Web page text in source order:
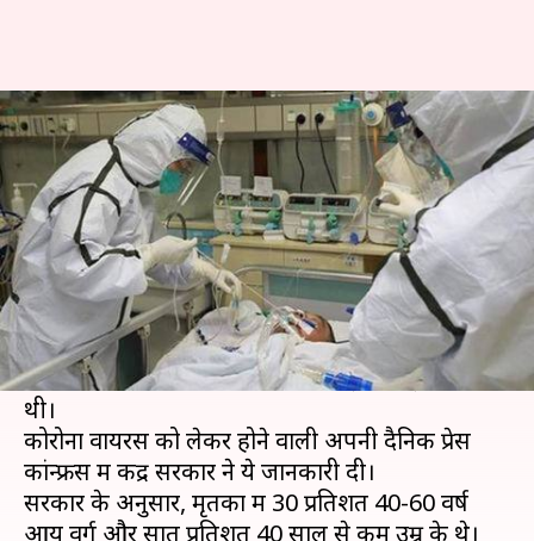
कोरोना वायरस: भारत में मरने वालों
में 86 प्रतिशत को थी पहले से बीमारी
लेखन मुकुल तोमर Apr 06, 2020 07:22 pm
क्या है खबर?
भारत में कोरोना वायरस के कारण जिन 109 लोगों की
मौत हुई है उनमें से 63 प्रतिशत 60 साल से अधिक उम्र के
थे, वहीं 86 प्रतिशत को पहले से ही कोई न कोई बीमारी
थी।
कोरोना वायरस को लेकर होने वाली अपनी दैनिक प्रेस
कांन्फ्रेंस में केंद्र सरकार ने ये जानकारी दी।
सरकार के अनुसार, मृतकों में 30 प्रतिशत 40-60 वर्ष